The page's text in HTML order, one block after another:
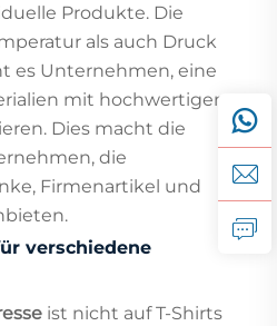
Produkte. Die
als auch Druck
es Unternehmen, eine
mit hochwertigen
Dies macht die
die
Firmenartikel und
verschiedene
ist nicht auf T-Shirts